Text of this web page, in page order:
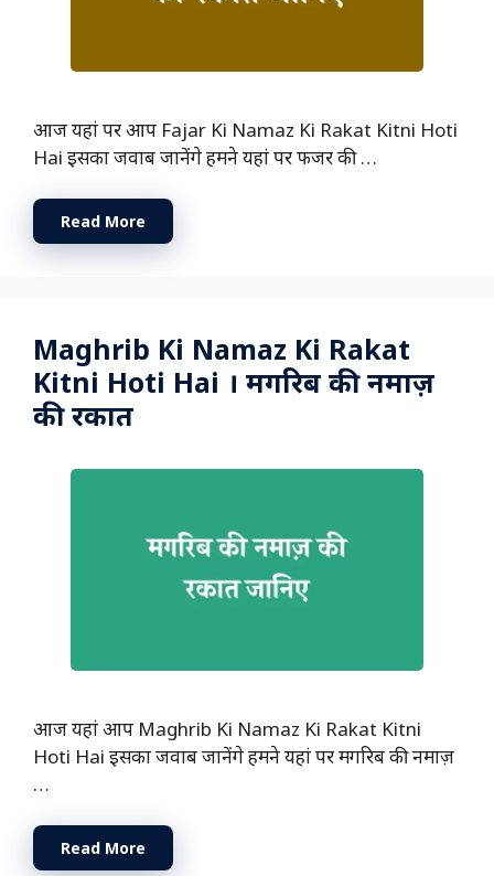
आज यहां पर आप Fajar Ki Namaz Ki Rakat Kitni Hoti
Hai इसका जवाब जानेंगे हमने यहां पर फजर की …
Read More
Maghrib Ki Namaz Ki Rakat
Kitni Hoti Hai । मगरिब की नमाज़
की रकात
आज यहां आप Maghrib Ki Namaz Ki Rakat Kitni
Hoti Hai इसका जवाब जानेंगे हमने यहां पर मगरिब की नमाज़
…
Read More